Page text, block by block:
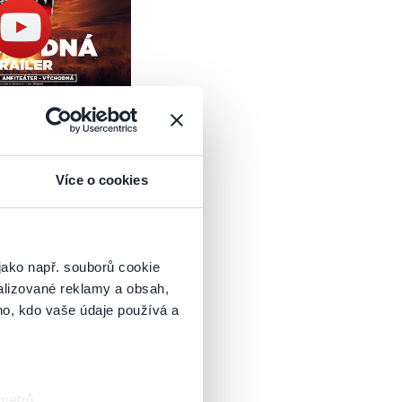
Více o cookies
např. souborů cookie
reklamy a obsah,
kdo vaše údaje používá a
tejto vstupenky)
J. Ráža a J. Baláža
J. Ráža a J. Baláža
podujatím e-mailom.